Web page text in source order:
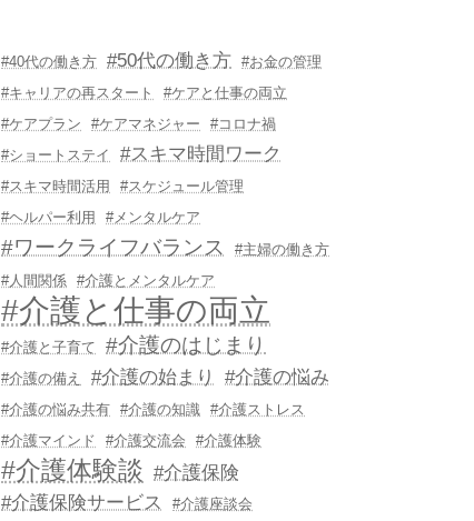
#40代の働き方 #50代の働き方
#お金の管理
#キャリアの再スタート
#ケアと仕事の両立
#ケアプラン
#ケアマネジャー
#コロナ禍
#ショートステイ
#スキマ時間ワーク
#スキマ時間活用
#スケジュール管理
#ヘルパー利用
#メンタルケア
#ワークライフバランス
#主婦の働き方
#人間関係
#介護とメンタルケア
#介護と仕事の両立
#介護と子育て #介護のはじまり
#介護の備え #介護の始まり #介護の悩み
#介護の悩み共有 #介護の知識
#介護ストレス
#介護マインド
#介護交流会 #介護体験
#介護体験談 #介護保険
#介護保険サービス
#介護座談会